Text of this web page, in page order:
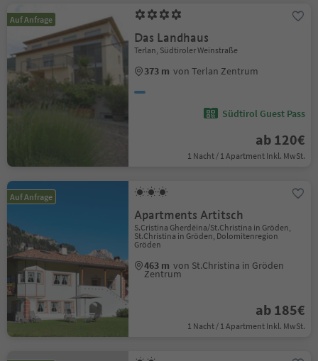
Auf Anfrage
Das Landhaus
Terlan, Südtiroler Weinstraße
373 m von Terlan Zentrum
Südtirol Guest Pass
ab 120€
1 Nacht / 1 Apartment Inkl. MwSt.
Auf Anfrage
Apartments Artitsch
S.Cristina Gherdëina/St.Christina in Gröden,
St.Christina in Gröden, Dolomitenregion
Gröden
463 m von St.Christina in Gröden
Zentrum
ab 185€
1 Nacht / 1 Apartment Inkl. MwSt.